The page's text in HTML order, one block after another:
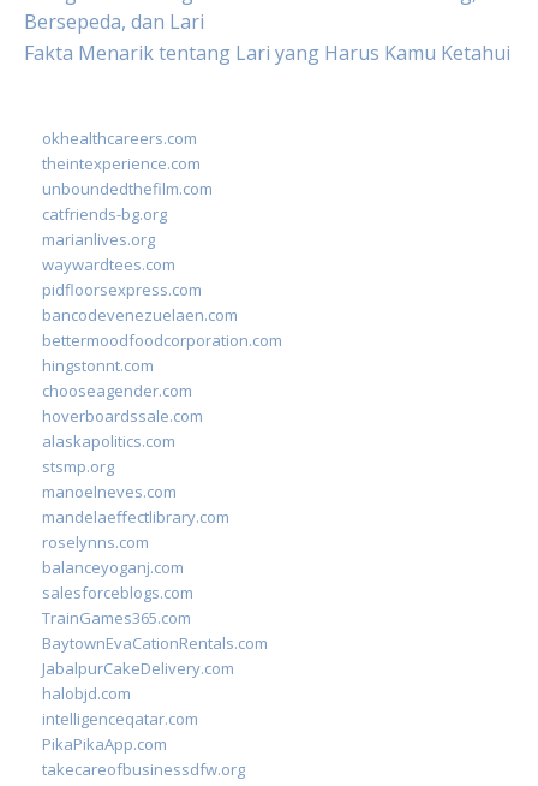
Bersepeda, dan Lari
Fakta Menarik tentang Lari yang Harus Kamu Ketahui
okhealthcareers.com
theintexperience.com
unboundedthefilm.com
catfriends-bg.org
marianlives.org
waywardtees.com
pidfloorsexpress.com
bancodevenezuelaen.com
bettermoodfoodcorporation.com
hingstonnt.com
chooseagender.com
hoverboardssale.com
alaskapolitics.com
stsmp.org
manoelneves.com
mandelaeffectlibrary.com
roselynns.com
balanceyoganj.com
salesforceblogs.com
TrainGames365.com
BaytownEvaCationRentals.com
JabalpurCakeDelivery.com
halobjd.com
intelligenceqatar.com
PikaPikaApp.com
takecareofbusinessdfw.org